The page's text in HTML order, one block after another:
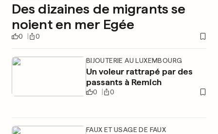
Des dizaines de migrants se
noient en mer Egée
0 0
BIJOUTERIE AU LUXEMBOURG
Un voleur rattrapé par des
passants à Remich
0 0
FAUX ET USAGE DE FAUX